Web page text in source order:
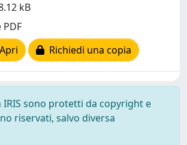
kB
Richiedi una copia
sono protetti da copyright e
riservati, salvo diversa